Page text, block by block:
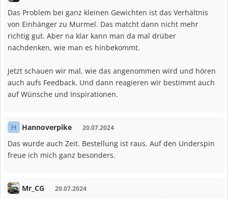
Das Problem bei ganz kleinen Gewichten ist das Verhältnis
von Einhänger zu Murmel. Das matcht dann nicht mehr
richtig gut. Aber na klar kann man da mal drüber
nachdenken, wie man es hinbekommt.
Jetzt schauen wir mal, wie das angenommen wird und hören
auch aufs Feedback. Und dann reagieren wir bestimmt auch
auf Wünsche und Inspirationen.
H Hannoverpike 20.07.2024
Das wurde auch Zeit. Bestellung ist raus. Auf den Underspin
freue ich mich ganz besonders.
Mr_CG 20.07.2024